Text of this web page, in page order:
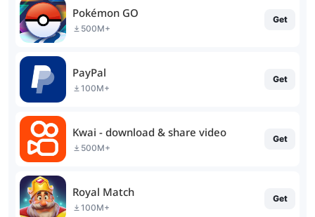
Pokémon GO
500M+
Get
PayPal
100M+
Get
Kwai - download & share video
500M+
Get
Royal Match
100M+
Get